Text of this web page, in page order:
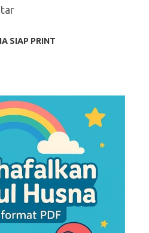
SIAP PRINT